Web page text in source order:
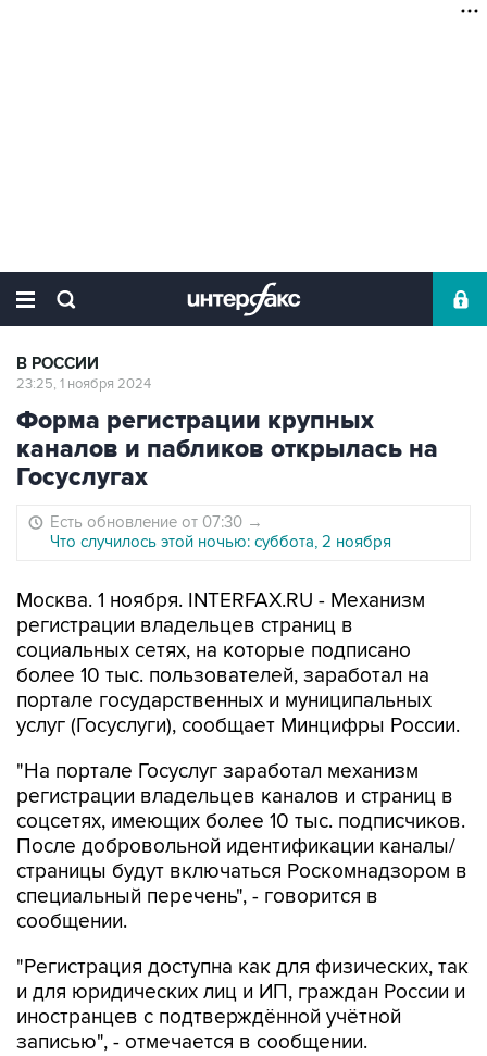
В РОССИИ
23:25, 1 ноября 2024
Форма регистрации крупных
каналов и пабликов открылась на
Госуслугах
Есть обновление от 07:30 →
Что случилось этой ночью: суббота, 2 ноября
Москва. 1 ноября. INTERFAX.RU - Механизм
регистрации владельцев страниц в
социальных сетях, на которые подписано
более 10 тыс. пользователей, заработал на
портале государственных и муниципальных
услуг (Госуслуги), сообщает Минцифры России.
"На портале Госуслуг заработал механизм
регистрации владельцев каналов и страниц в
соцсетях, имеющих более 10 тыс. подписчиков.
После добровольной идентификации каналы/
страницы будут включаться Роскомнадзором в
специальный перечень", - говорится в
сообщении.
"Регистрация доступна как для физических, так
и для юридических лиц и ИП, граждан России и
иностранцев с подтверждённой учётной
записью", - отмечается в сообщении.